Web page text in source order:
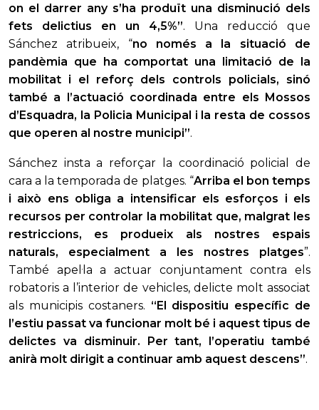
on el darrer any s’ha produït una disminució dels
fets delictius en un 4,5%”. Una reducció que
Sánchez atribueix, “no només a la situació de
pandèmia que ha comportat una limitació de la
mobilitat i el reforç dels controls policials, sinó
també a l’actuació coordinada entre els Mossos
d’Esquadra, la Policia Municipal i la resta de cossos
que operen al nostre municipi”.
Sánchez insta a reforçar la coordinació policial de
cara a la temporada de platges. “Arriba el bon temps
i això ens obliga a intensificar els esforços i els
recursos per controlar la mobilitat que, malgrat les
restriccions, es produeix als nostres espais
naturals, especialment a les nostres platges”.
També apel·la a actuar conjuntament contra els
robatoris a l’interior de vehicles, delicte molt associat
als municipis costaners. “El dispositiu específic de
l’estiu passat va funcionar molt bé i aquest tipus de
delictes va disminuir. Per tant, l’operatiu també
anirà molt dirigit a continuar amb aquest descens”.